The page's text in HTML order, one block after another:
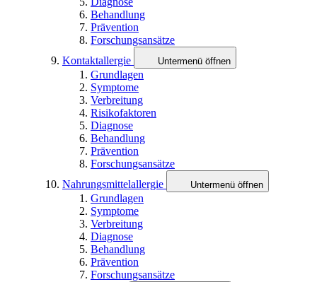
Behandlung
Prävention
Forschungsansätze
Kontaktallergie
Untermenü öffnen
Grundlagen
Symptome
Verbreitung
Risikofaktoren
Diagnose
Behandlung
Prävention
Forschungsansätze
Nahrungsmittelallergie
Untermenü öffnen
Grundlagen
Symptome
Verbreitung
Diagnose
Behandlung
Prävention
Forschungsansätze